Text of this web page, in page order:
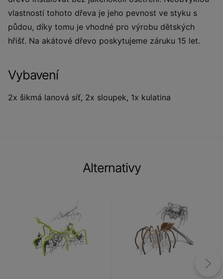
vlastností tohoto dřeva je jeho pevnost ve styku s
půdou, díky tomu je vhodné pro výrobu dětských
hřišť. Na akátové dřevo poskytujeme záruku 15 let.
Vybavení
2x šikmá lanová síť, 2x sloupek, 1x kulatina
Alternativy